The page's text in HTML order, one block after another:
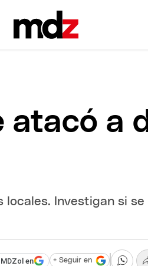
atacó a
locales. Investigan si se
en + Seguir en